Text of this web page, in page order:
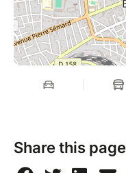
Share this page